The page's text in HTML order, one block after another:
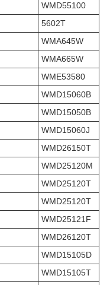
WMD55100
5602T
WMA645W
WMA665W
WME53580
WMD15060B
WMD15050B
WMD15060J
WMD26150T
WMD25120M
WMD25120T
WMD25120T
WMD25121F
WMD26120T
WMD15105D
WMD15105T